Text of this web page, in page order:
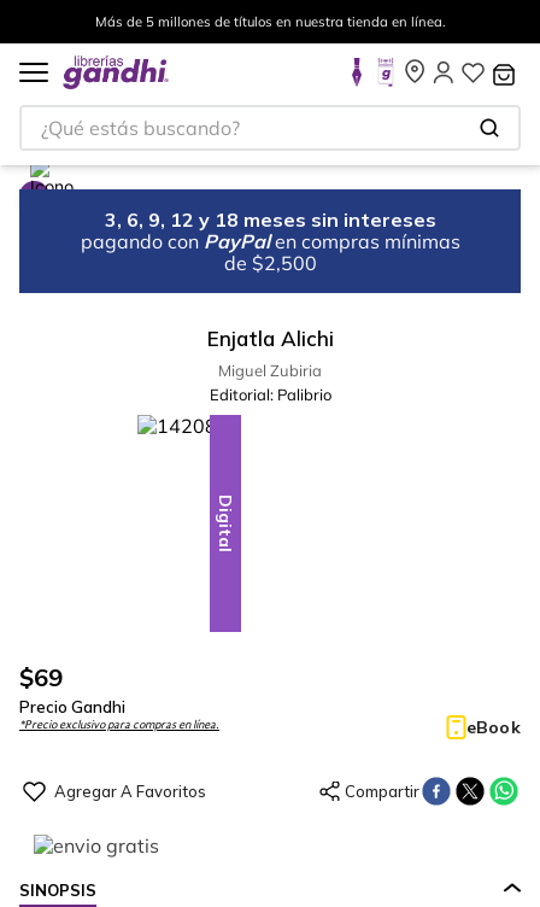
Más de 5 millones de títulos en nuestra tienda en línea.
¿Qué estás buscando?
3, 6, 9, 12 y 18 meses sin intereses
pagando con PayPal en compras mínimas
de $2,500
Enjatla Alichi
Miguel Zubiria
Editorial: Palibrio
Digital
$69
Precio Gandhi
*Precio exclusivo para compras en línea. eBook
SINOPSIS